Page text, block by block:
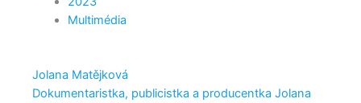
Multimédia
Jolana Matějková
Dokumentaristka, publicistka a producentka Jolana